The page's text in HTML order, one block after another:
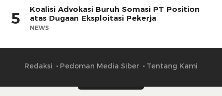
5
Koalisi Advokasi Buruh Somasi PT Position
atas Dugaan Eksploitasi Pekerja
NEWS
Redaksi Pedoman Media Siber Tentang Kami